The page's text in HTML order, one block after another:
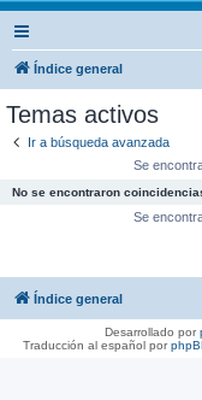
Índice general
Temas activos
Ir a búsqueda avanzada
Se
No se encontraron
Se
Índice general
Desarrollado por
Traducción al español por